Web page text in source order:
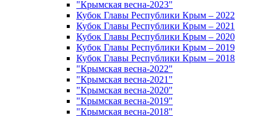
"Крымская весна-2023"
Кубок Главы Республики Крым – 2022
Кубок Главы Республики Крым – 2021
Кубок Главы Республики Крым – 2020
Кубок Главы Республики Крым – 2019
Кубок Главы Республики Крым – 2018
"Крымская весна-2022"
"Крымская весна-2021"
"Крымская весна-2020"
"Крымская весна-2019"
"Крымская весна-2018"